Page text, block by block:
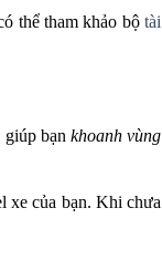
thể tham khảo bộ tài
giúp bạn khoanh vùng
xe của bạn. Khi chưa